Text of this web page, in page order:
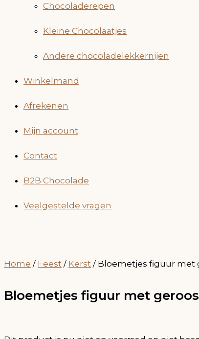
Chocoladerepen
Kleine Chocolaatjes
Andere chocoladelekkernijen
Winkelmand
Afrekenen
Mijn account
Contact
B2B Chocolade
Veelgestelde vragen
Home / Feest / Kerst / Bloemetjes figuur met
Bloemetjes figuur met